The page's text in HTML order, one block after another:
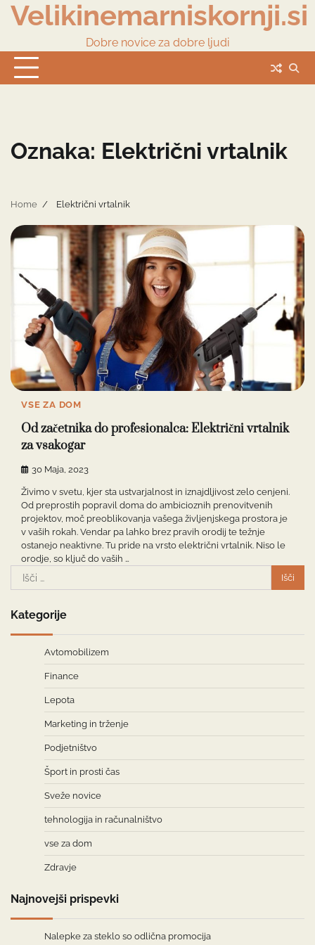
SkipVelikinemarniskornji.si
Dobre novice za dobre ljudi
Oznaka: Električni vrtalnik
Home Električni vrtalnik
VSE ZA DOM
Od začetnika do profesionalca: Električni vrtalnik
za vsakogar
30 Maja, 2023
Živimo v svetu, kjer sta ustvarjalnost in iznajdljivost zelo cenjeni.
Od preprostih popravil doma do ambicioznih prenovitvenih
projektov, moč preoblikovanja vašega življenjskega prostora je
v vaših rokah. Vendar pa lahko brez pravih orodij te težnje
ostanejo neaktivne. Tu pride na vrsto električni vrtalnik. Niso le
orodje, so ključ do vaših …
Išči:
Kategorije
Avtomobilizem
Finance
Lepota
Marketing in trženje
Podjetništvo
Šport in prosti čas
Sveže novice
tehnologija in računalništvo
vse za dom
Zdravje
Najnovejši prispevki
Nalepke za steklo so odlična promocija